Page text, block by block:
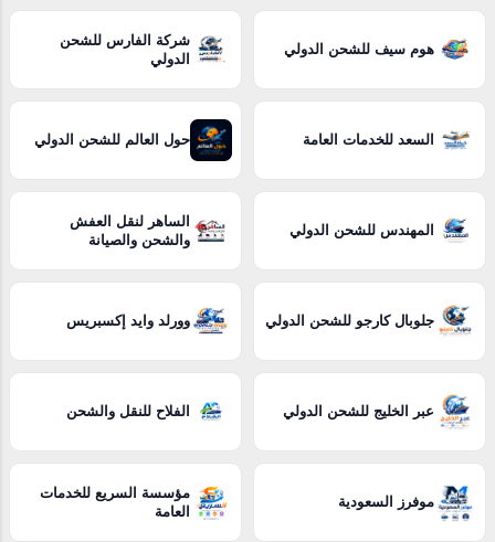
هوم سيف للشحن الدولي
شركة الفارس للشحن
الدولي
السعد للخدمات العامة حول العالم للشحن الدولي
المهندس للشحن الدولي
الساهر لنقل العفش
والشحن والصيانة
جلوبال كارجو للشحن الدولي وورلد وايد إكسبريس
عبر الخليج للشحن الدولي الفلاح للنقل والشحن
موفرز السعودية
مؤسسة السريع للخدمات
العامة